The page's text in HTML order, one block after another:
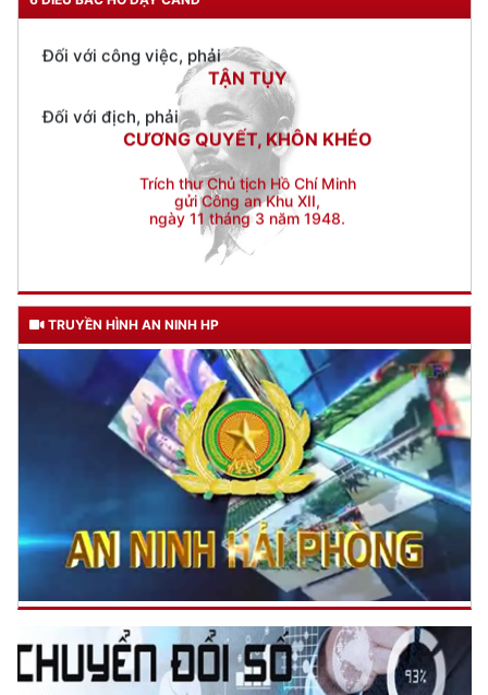
CƯƠNG QUYẾT, KHÔN KHÉO
Trích thư Chủ tịch Hồ Chí Minh
gửi Công an Khu XII,
ngày 11 tháng 3 năm 1948.
TRUYỀN HÌNH AN NINH HP